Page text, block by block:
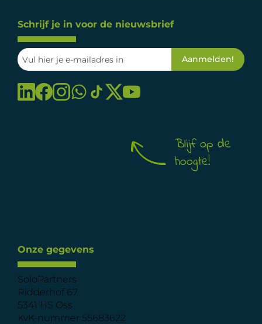
Onze gegevens
SoloPartners
Ridderhof 67
5341 HS Oss
KvK-nummer 55683622
Schrijf je in voor de nieuwsbrief
Blijf op de
hoogte!